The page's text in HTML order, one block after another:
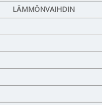
LÄMMÖNVAIHDIN